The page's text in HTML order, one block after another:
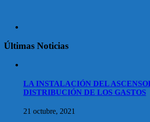
Últimas Noticias
LA INSTALACIÓN DEL
DISTRIBUCIÓN DE LOS GASTOS
21 octubre, 2021